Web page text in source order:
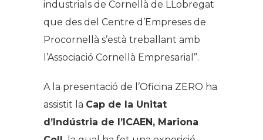
industrials de Cornellà de LLobregat
que des del Centre d’Empreses de
Procornellà s’està treballant amb
l’Associació Cornellà Empresarial”.
A la presentació de l’Oficina ZERO ha
assistit la Cap de la Unitat
d’Indústria de l’ICAEN, Mariona